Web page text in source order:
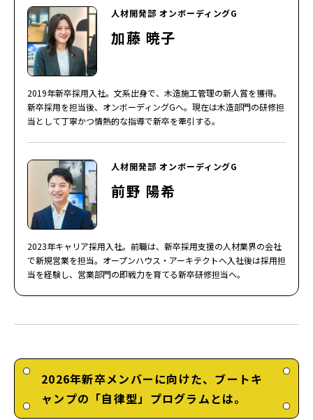
人材開発部 オンボーディングG
加藤 暁子
2019年新卒採用入社。文系出身で、木造施工管理の新人賞を獲得。
新卒採用を担当後、オンボーディングGへ。現在は木造部門の研修担
当として丁寧かつ情熱的な指導で新卒を牽引する。
人材開発部 オンボーディングG
前野 陽希
2023年キャリア採用入社。前職は、新卒採用支援の人材業界の会社
で新規営業を担当。オープンハウス・アーキテクトへ入社後は採用担
当を経験し、営業部門の即戦力を育てる新卒研修担当へ。
2026年新卒メンバーに向けた、ブートキ
ャンプの「自律型」プログラムとは。